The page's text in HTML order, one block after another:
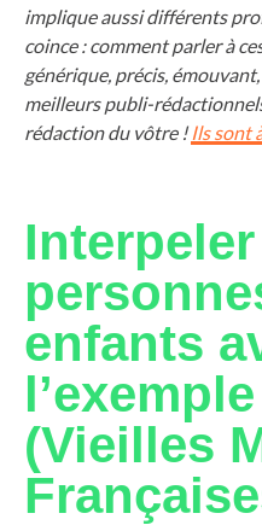
implique aussi différents
coince : comment parler à
générique, précis,
meilleurs publi-
rédaction du vôtre ! Ils sont
enfants
(Vieilles